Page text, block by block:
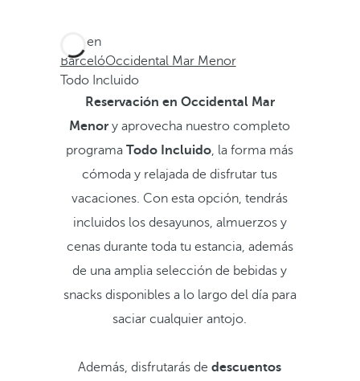
Está en
BarcelóOccidental Mar Menor
Todo Incluido
Reservación en Occidental Mar
Menor y aprovecha nuestro completo
programaTodo Incluido, la forma más
cómoda y relajada de disfrutar tus
vacaciones. Con esta opción, tendrás
incluidos los desayunos, almuerzos y
cenas durante toda tu estancia, además
de una amplia selección de bebidas y
snacks disponibles a lo largo del día para
saciar cualquier antojo.
Además, disfrutarás dedescuentos